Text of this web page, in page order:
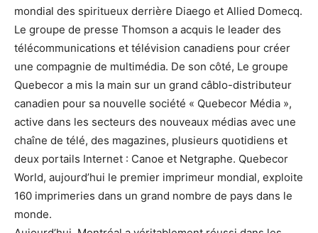
mondial des spiritueux derrière Diaego et Allied Domecq.
Le groupe de presse Thomson a acquis le leader des
télécommunications et télévision canadiens pour créer
une compagnie de multimédia. De son côté, Le groupe
Quebecor a mis la main sur un grand câblo-distributeur
canadien pour sa nouvelle société « Quebecor Média »,
active dans les secteurs des nouveaux médias avec une
chaîne de télé, des magazines, plusieurs quotidiens et
deux portails Internet : Canoe et Netgraphe. Quebecor
World, aujour­­d’hui le premier imprimeur mondial, exploite
160 imprimeries dans un grand nombre de pays dans le
monde.